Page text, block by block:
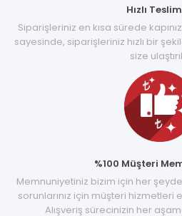
Hızlı
Siparişleriniz en kısa sürede
sayesinde, siparişleriniz hızlı bir
size
%100 Müşteri
Memnuniyetiniz bizim için her
sorunlarınız için müşteri
Alışveriş sürecinizin her